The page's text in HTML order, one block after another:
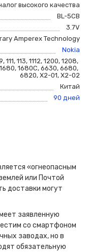
высокого качества
BL-5CB
3.7V
Amperex Technology
Nokia
, 111, 113, 1112, 1200, 1208,
1680, 1680С, 6630, 6680,
6820, X2-01, X2-02
Китай
90 дней
«огнеопасным
или Почтой
доставки могут
заявленную
со смартфоном
заводах, но в
обязательную